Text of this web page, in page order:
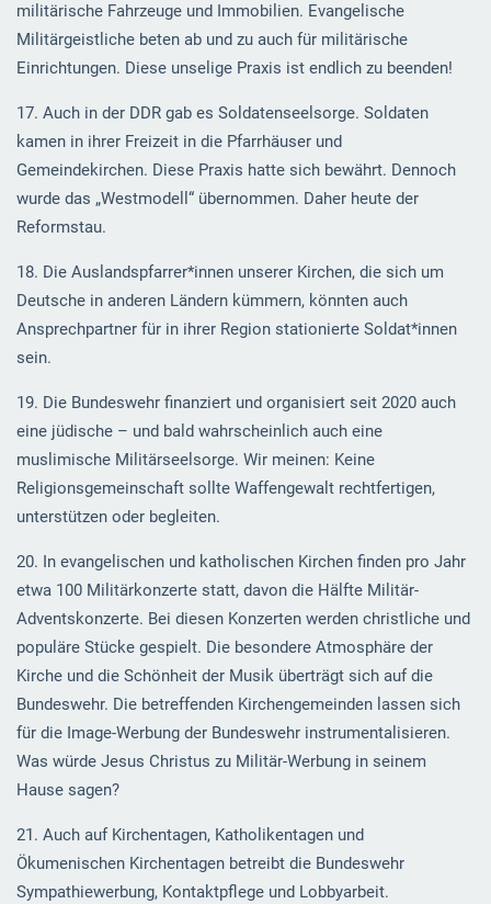
militärische Fahrzeuge und Immobilien. Evangelische
Militärgeistliche beten ab und zu auch für militärische
Einrichtungen. Diese unselige Praxis ist endlich zu beenden!
17. Auch in der DDR gab es Soldatenseelsorge. Soldaten
kamen in ihrer Freizeit in die Pfarrhäuser und
Gemeindekirchen. Diese Praxis hatte sich bewährt. Dennoch
wurde das „Westmodell“ übernommen. Daher heute der
Reformstau.
18. Die Auslandspfarrer*innen unserer Kirchen, die sich um
Deutsche in anderen Ländern kümmern, könnten auch
Ansprechpartner für in ihrer Region stationierte Soldat*innen
sein.
19. Die Bundeswehr finanziert und organisiert seit 2020 auch
eine jüdische – und bald wahrscheinlich auch eine
muslimische Militärseelsorge. Wir meinen: Keine
Religionsgemeinschaft sollte Waffengewalt rechtfertigen,
unterstützen oder begleiten.
20. In evangelischen und katholischen Kirchen finden pro Jahr
etwa 100 Militärkonzerte statt, davon die Hälfte Militär-
Adventskonzerte. Bei diesen Konzerten werden christliche und
populäre Stücke gespielt. Die besondere Atmosphäre der
Kirche und die Schönheit der Musik überträgt sich auf die
Bundeswehr. Die betreffenden Kirchengemeinden lassen sich
für die Image-Werbung der Bundeswehr instrumentalisieren.
Was würde Jesus Christus zu Militär-Werbung in seinem
Hause sagen?
21. Auch auf Kirchentagen, Katholikentagen und
Ökumenischen Kirchentagen betreibt die Bundeswehr
Sympathiewerbung, Kontaktpflege und Lobbyarbeit.